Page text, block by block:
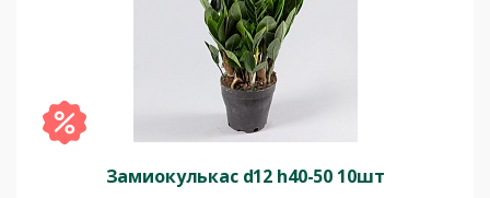
Замиокулькас d12 h40-50 10шт